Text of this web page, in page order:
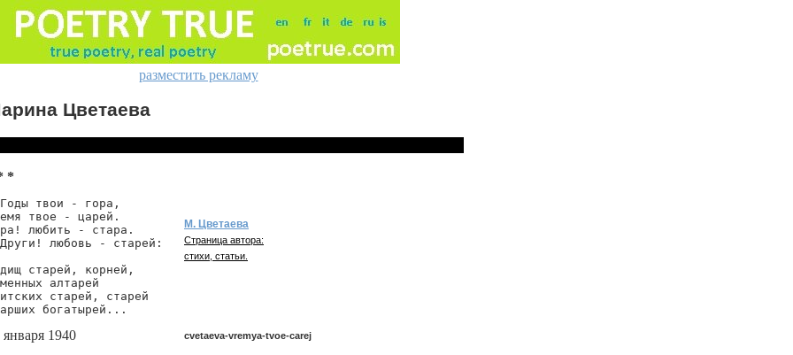
разместить рекламу
Цветаева
*
твои - гора,
твое - царей.
любить - стара.
любовь - старей:
старей, корней,
алтарей
старей, старей
января 1940
М. Цветаева
Страница автора:
стихи, статьи.
cvetaeva-vremya-tvoe-carej